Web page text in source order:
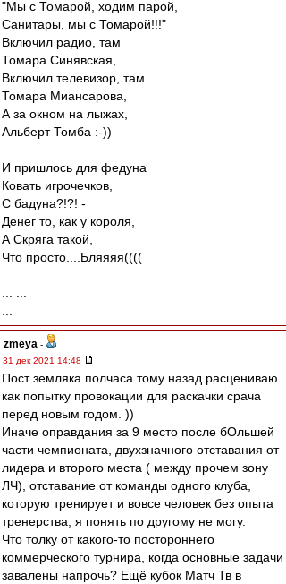
"Мы с Томарой, ходим парой,
Санитары, мы с Томарой!!!"
Включил радио, там
Томара Синявская,
Включил телевизор, там
Томара Миансарова,
А за окном на лыжах,
Альберт Томба :-))
И пришлось для федуна
Ковать игрочечков,
С бадуна?!?! -
Денег то, как у короля,
А Скряга такой,
Что просто....Бляяяя((((
zmeya -
31 дек 2021 14:48
Пост земляка полчаса тому назад расцениваю
как попытку провокации для раскачки срача
перед новым годом. ))
Иначе оправдания за 9 место после бОльшей
части чемпионата, двухзначного отставания от
лидера и второго места ( между прочем зону
ЛЧ), отставание от команды одного клуба,
которую тренирует и вовсе человек без опыта
тренерства, я понять по другому не могу.
Что толку от какого-то постороннего
коммерческого турнира, когда основные задачи
завалены напрочь? Ещё кубок Матч Тв в